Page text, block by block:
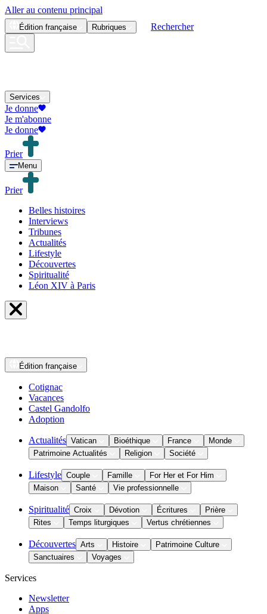
Aller au contenu principal
Édition française Rubriques Rechercher
Services
Je donne
Je m'abonne
Je donne
Prier
Menu
Prier
Belles histoires
Interviews
Tribunes
Actualités
Lifestyle
Découvertes
Spiritualité
Léon XIV à Paris
Édition française
Cotignac
Vacances
Castel Gandolfo
Adoption
Actualités Vatican Bioéthique France
Monde
Patrimoine Actualités
Religion Société
Lifestyle Couple Famille
For Her et For Him
Maison
Santé Vie professionnelle
Spiritualité Croix Dévotion Écritures
Prière
Rites
Temps liturgiques Vertus chrétiennes
Découvertes Arts Histoire
Patrimoine Culture
Sanctuaires
Voyages
Services
Newsletter
Apps